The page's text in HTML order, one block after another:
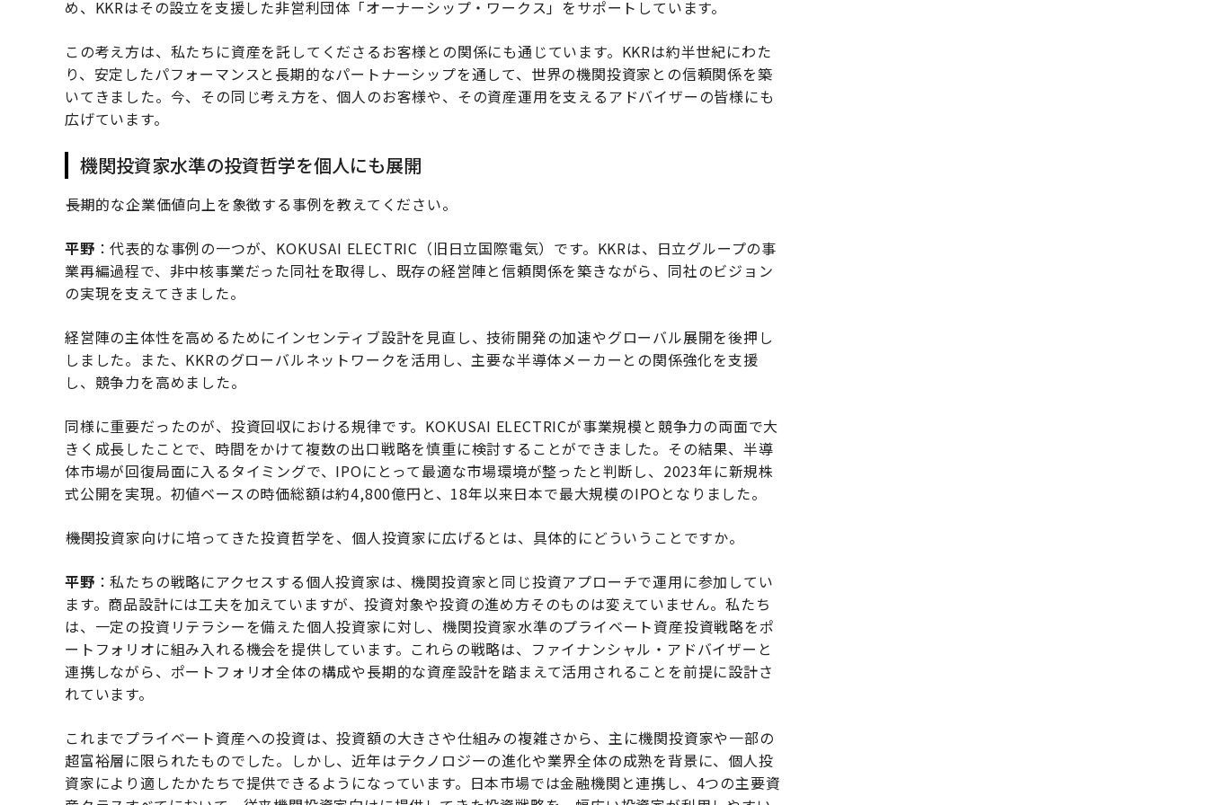
め、KKRはその設立を支援した非営利団体「オーナーシップ・ワークス」をサポートしています。
この考え方は、私たちに資産を託してくださるお客様との関係にも通じています。KKRは約半世紀にわた
り、安定したパフォーマンスと長期的なパートナーシップを通して、世界の機関投資家との信頼関係を築
いてきました。今、その同じ考え方を、個人のお客様や、その資産運用を支えるアドバイザーの皆様にも
広げています。
機関投資家水準の投資哲学を個人にも展開
――長期的な企業価値向上を象徴する事例を教えてください。
平野 ：代表的な事例の一つが、KOKUSAI ELECTRIC（旧日立国際電気）です。KKRは、日立グループの事
業再編過程で、非中核事業だった同社を取得し、既存の経営陣と信頼関係を築きながら、同社のビジョン
の実現を支えてきました。
経営陣の主体性を高めるためにインセンティブ設計を見直し、技術開発の加速やグローバル展開を後押し
しました。また、KKRのグローバルネットワークを活用し、主要な半導体メーカーとの関係強化を支援
し、競争力を高めました。
同様に重要だったのが、投資回収における規律です。KOKUSAI ELECTRICが事業規模と競争力の両面で大
きく成長したことで、時間をかけて複数の出口戦略を慎重に検討することができました。その結果、半導
体市場が回復局面に入るタイミングで、IPOにとって最適な市場環境が整ったと判断し、2023年に新規株
式公開を実現。初値ベースの時価総額は約4,800億円と、18年以来日本で最大規模のIPOとなりました。
――機関投資家向けに培ってきた投資哲学を、個人投資家に広げるとは、具体的にどういうことですか。
平野 ：私たちの戦略にアクセスする個人投資家は、機関投資家と同じ投資アプローチで運用に参加してい
ます。商品設計には工夫を加えていますが、投資対象や投資の進め方そのものは変えていません。私たち
は、一定の投資リテラシーを備えた個人投資家に対し、機関投資家水準のプライベート資産投資戦略をポ
ートフォリオに組み入れる機会を提供しています。これらの戦略は、ファイナンシャル・アドバイザーと
連携しながら、ポートフォリオ全体の構成や長期的な資産設計を踏まえて活用されることを前提に設計さ
れています。
これまでプライベート資産への投資は、投資額の大きさや仕組みの複雑さから、主に機関投資家や一部の
超富裕層に限られたものでした。しかし、近年はテクノロジーの進化や業界全体の成熟を背景に、個人投
資家により適したかたちで提供できるようになっています。日本市場では金融機関と連携し、4つの主要資